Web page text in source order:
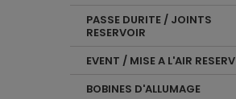
PASSE DURITE / JOINTS
RESERVOIR
EVENT / MISE A L'AIR
BOBINES D'ALLUMAGE